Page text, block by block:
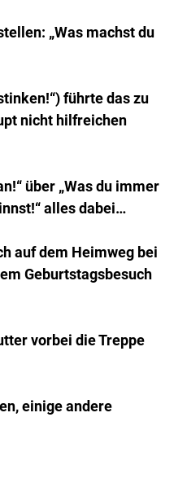
„Was machst du
führte das zu
nicht hilfreichen
über „Was du immer
alles dabei…
auf dem Heimweg bei
Geburtstagsbesuch
vorbei die Treppe
einige andere